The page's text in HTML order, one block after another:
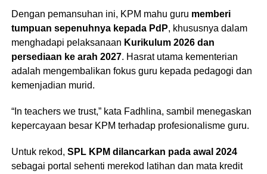
Dengan pemansuhan ini, KPM mahu guru memberi
tumpuan sepenuhnya kepada PdP, khususnya dalam
menghadapi pelaksanaan Kurikulum 2026 dan
persediaan ke arah 2027. Hasrat utama kementerian
adalah mengembalikan fokus guru kepada pedagogi dan
kemenjadian murid.
“In teachers we trust,” kata Fadhlina, sambil menegaskan
kepercayaan besar KPM terhadap profesionalisme guru.
Untuk rekod, SPL KPM dilancarkan pada awal 2024
sebagai portal sehenti merekod latihan dan mata kredit